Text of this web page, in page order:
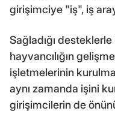
girişimciye "iş", iş
Sağladığı
hayvancılığın
işletmelerinin
aynı zamanda işini
girişimcilerin de